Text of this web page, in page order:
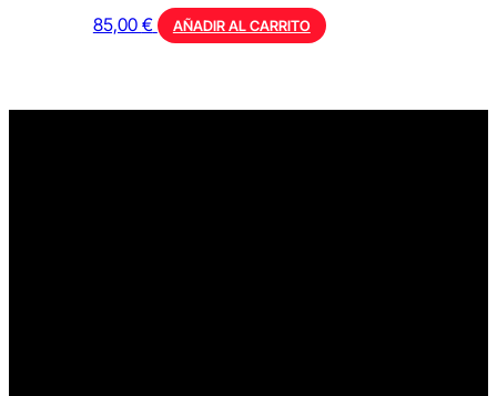
85,00 € AÑADIR AL CARRITO